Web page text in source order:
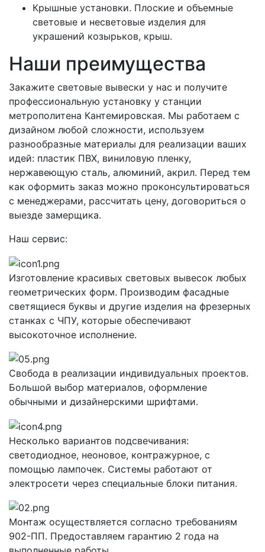
Крышные установки. Плоские и объемные
световые и несветовые изделия для
украшений козырьков, крыш.
Наши преимущества
Закажите световые вывески у нас и получите
профессиональную установку у станции
метрополитена Кантемировская. Мы работаем с
дизайном любой сложности, используем
разнообразные материалы для реализации ваших
идей: пластик ПВХ, виниловую пленку,
нержавеющую сталь, алюминий, акрил. Перед тем
как оформить заказ можно проконсультироваться
с менеджерами, рассчитать цену, договориться о
выезде замерщика.
Наш сервис:
Изготовление красивых световых вывесок любых
геометрических форм. Производим фасадные
светящиеся буквы и другие изделия на фрезерных
станках с ЧПУ, которые обеспечивают
высокоточное исполнение.
Свобода в реализации индивидуальных проектов.
Большой выбор материалов, оформление
обычными и дизайнерскими шрифтами.
Несколько вариантов подсвечивания:
светодиодное, неоновое, контражурное, с
помощью лампочек. Системы работают от
электросети через специальные блоки питания.
Монтаж осуществляется согласно требованиям
902-ПП. Предоставляем гарантию 2 года на